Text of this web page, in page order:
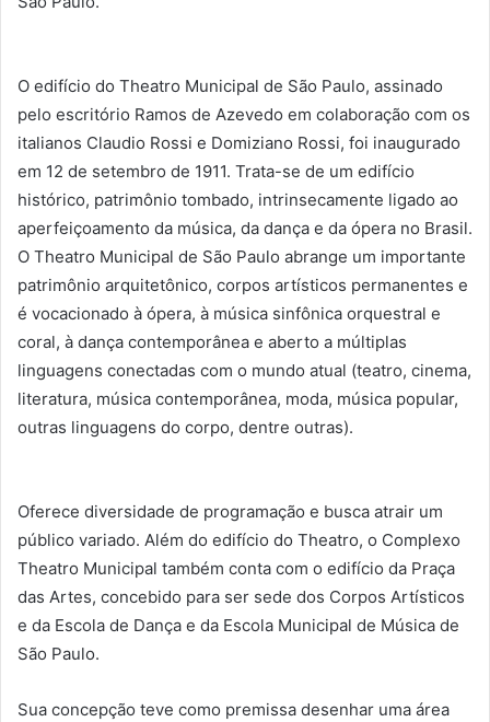
O edifício do Theatro Municipal de São Paulo, assinado
pelo escritório Ramos de Azevedo em colaboração com os
italianos Claudio Rossi e Domiziano Rossi, foi inaugurado
em 12 de setembro de 1911. Trata-se de um edifício
histórico, patrimônio tombado, intrinsecamente ligado ao
aperfeiçoamento da música, da dança e da ópera no Brasil.
O Theatro Municipal de São Paulo abrange um importante
patrimônio arquitetônico, corpos artísticos permanentes e
é vocacionado à ópera, à música sinfônica orquestral e
coral, à dança contemporânea e aberto a múltiplas
linguagens conectadas com o mundo atual (teatro, cinema,
literatura, música contemporânea, moda, música popular,
outras linguagens do corpo, dentre outras).
Oferece diversidade de programação e busca atrair um
público variado. Além do edifício do Theatro, o Complexo
Theatro Municipal também conta com o edifício da Praça
das Artes, concebido para ser sede dos Corpos Artísticos
e da Escola de Dança e da Escola Municipal de Música de
São Paulo.
Sua concepção teve como premissa desenhar uma área